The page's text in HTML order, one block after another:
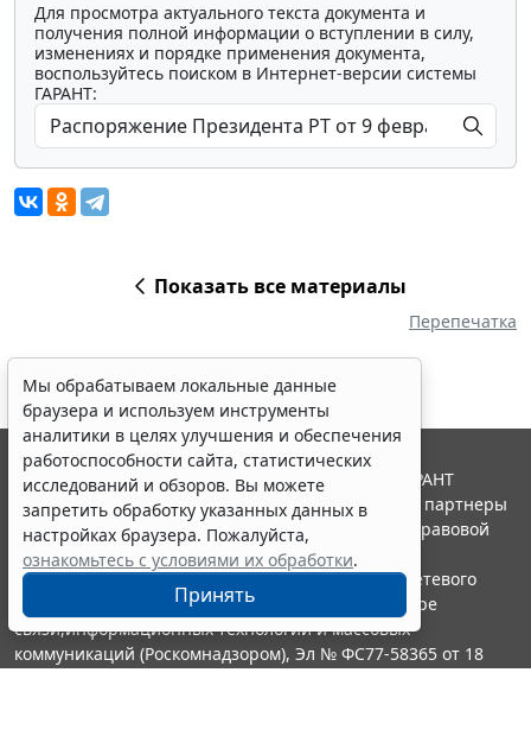
Для просмотра актуального текста документа и
получения полной информации о вступлении в силу,
изменениях и порядке применения документа,
воспользуйтесь поиском в Интернет-версии системы
ГАРАНТ:
Показать все материалы
Перепечатка
Мы обрабатываем локальные данные
браузера и используем инструменты
аналитики в целях улучшения и обеспечения
работоспособности сайта, статистических
исследований и обзоров. Вы можете
запретить обработку указанных данных в
настройках браузера. Пожалуйста,
ознакомьтесь с условиями их обработки.
Принять
© ООО "НПП "ГАРАНТ-СЕРВИС", 2026. Система ГАРАНТ
выпускается с 1990 года. Компания "Гарант" и ее партнеры
являются участниками Российской ассоциации правовой
информации ГАРАНТ.
Портал ГАРАНТ.РУ зарегистрирован в качестве сетевого
издания Федеральной службой по надзору в сфере
связи,информационных технологий и массовых
коммуникаций (Роскомнадзором), Эл № ФС77-58365 от 18